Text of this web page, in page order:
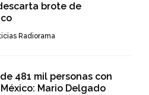
brote de
Radiorama
481 mil personas con
Mario Delgado